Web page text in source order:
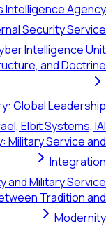
Unit
Israel Defense
Israeli
Israeli
Ultra-Orthodox
Druze
Bedouin